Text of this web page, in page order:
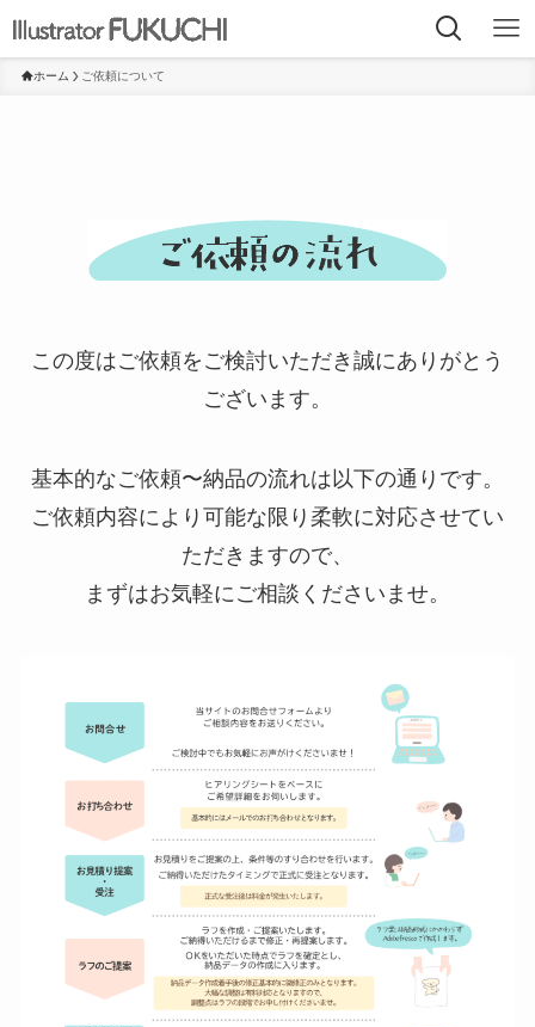
ホーム ご依頼について
この度はご依頼をご検討いただき誠にありがとう
ございます。
基本的なご依頼〜納品の流れは以下の通りです。
ご依頼内容により可能な限り柔軟に対応させてい
ただきますので、
まずはお気軽にご相談くださいませ。